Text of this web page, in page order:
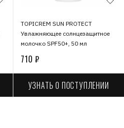
TOPICREM SUN PROTECT
Увлажняющее солнцезащитное
молочко SPF50+, 50 мл
710 ₽
УЗНАТЬ О ПОСТУПЛЕНИИ